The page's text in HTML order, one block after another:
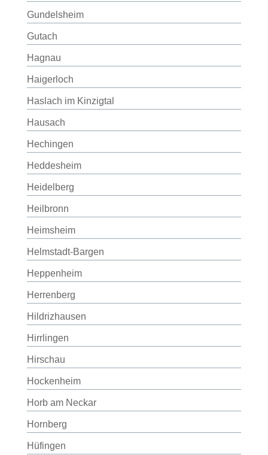
Gundelsheim
Gutach
Hagnau
Haigerloch
Haslach im Kinzigtal
Hausach
Hechingen
Heddesheim
Heidelberg
Heilbronn
Heimsheim
Helmstadt-Bargen
Heppenheim
Herrenberg
Hildrizhausen
Hirrlingen
Hirschau
Hockenheim
Horb am Neckar
Hornberg
Hüfingen